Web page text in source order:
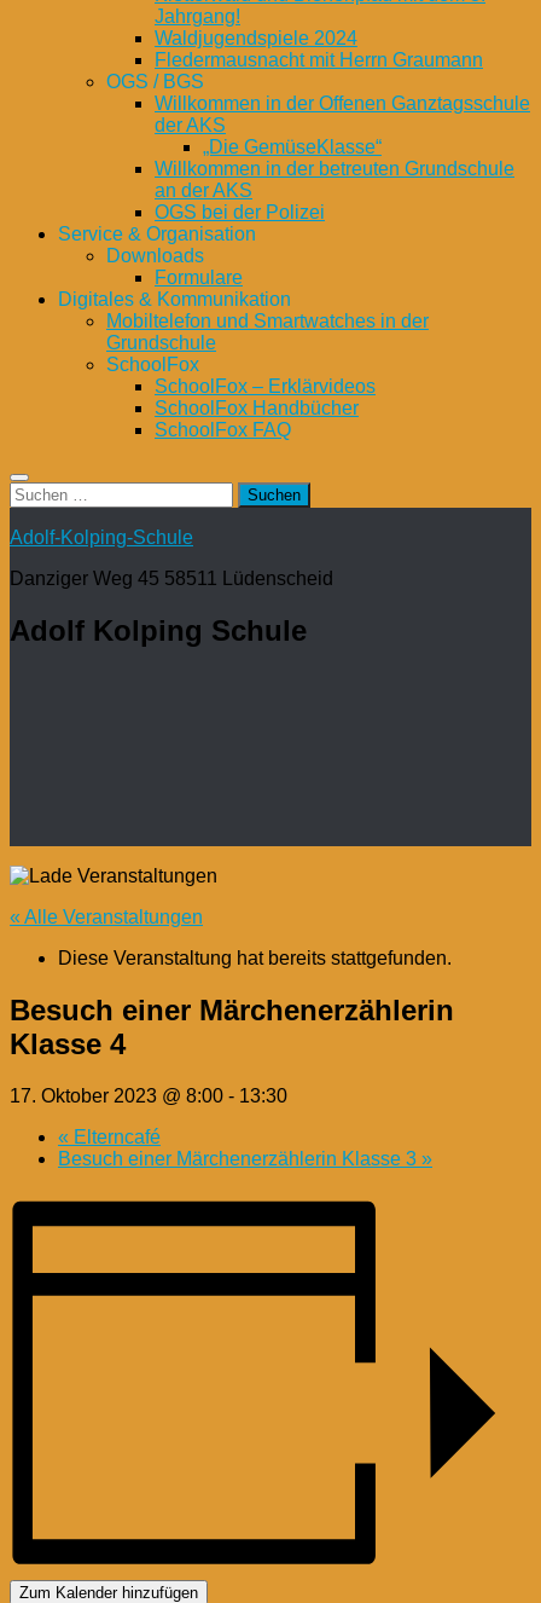
Jahrgang!
Waldjugendspiele 2024
Fledermausnacht mit Herrn Graumann
OGS / BGS
Willkommen in der Offenen Ganztagsschule
der AKS
„Die GemüseKlasse“
Willkommen in der betreuten Grundschule
an der AKS
OGS bei der Polizei
Service & Organisation
Downloads
Formulare
Digitales & Kommunikation
Mobiltelefon und Smartwatches in der
Grundschule
SchoolFox
SchoolFox – Erklärvideos
SchoolFox Handbücher
SchoolFox FAQ
Suchen
nach:
Adolf-Kolping-Schule
Danziger Weg 45 58511 Lüdenscheid
Adolf Kolping Schule
« Alle Veranstaltungen
Diese Veranstaltung hat bereits stattgefunden.
Besuch einer Märchenerzählerin
Klasse 4
17. Oktober 2023 @ 8:00 - 13:30
« Elterncafé
Besuch einer Märchenerzählerin Klasse 3 »
Zum Kalender hinzufügen